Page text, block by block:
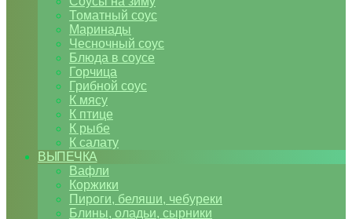
Томатный соус
Маринады
Чесночный соус
Блюда в соусе
Горчица
Грибной соус
К мясу
К птице
К рыбе
К салату
ВЫПЕЧКА
Вафли
Коржики
Пироги, беляши, чебуреки
Блины, оладьи, сырники